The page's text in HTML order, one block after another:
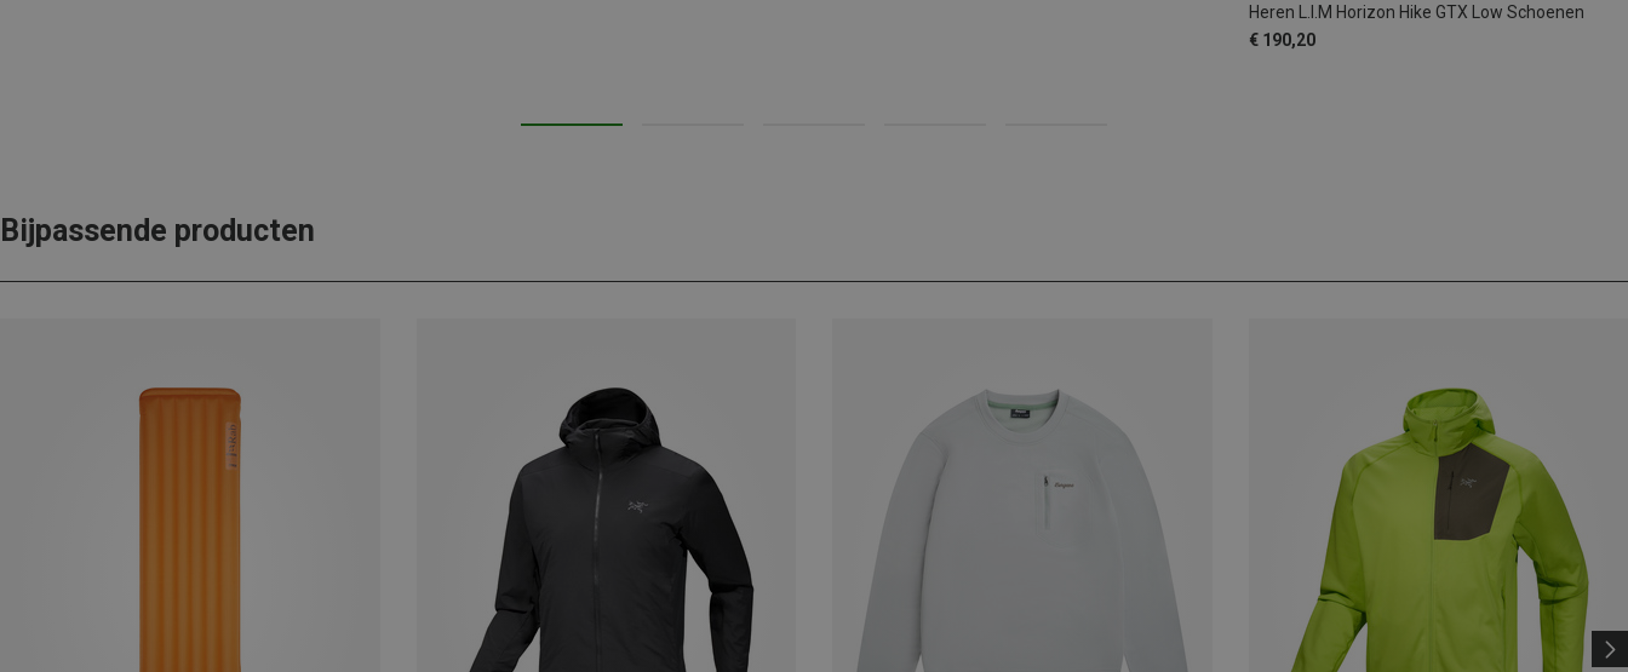
Heren L.I.M Horizon Hike GTX Low Schoenen
€ 190,20
Bijpassende producten